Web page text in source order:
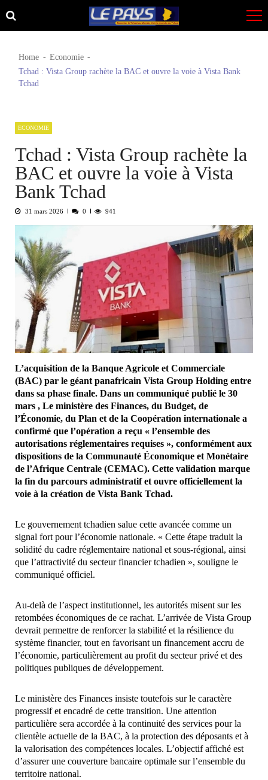
Skip
to
Skip
to
Home
Economie
Tchad : Vista Group rachète la BAC et ouvre la voie à Vista Bank
Tchad
ECONOMIE
Tchad : Vista Group rachète la
BAC et ouvre la voie à Vista
Bank Tchad
31 mars 2026 0 941
L’acquisition de la Banque Agricole et Commerciale
(BAC) par le géant panafricain Vista Group Holding entre
dans sa phase finale. Dans un communiqué publié le 30
mars , Le ministère des Finances, du Budget, de
l’Économie, du Plan et de la Coopération internationale a
confirmé que l’opération a reçu « l’ensemble des
autorisations réglementaires requises », conformément aux
dispositions de la Communauté Économique et Monétaire
de l’Afrique Centrale (CEMAC). Cette validation marque
la fin du parcours administratif et ouvre officiellement la
voie à la création de Vista Bank Tchad.
Le gouvernement tchadien salue cette avancée comme un
signal fort pour l’économie nationale. « Cette étape traduit la
solidité du cadre réglementaire national et sous-régional, ainsi
que l’attractivité du secteur financier tchadien », souligne le
communiqué officiel.
Au-delà de l’aspect institutionnel, les autorités misent sur les
retombées économiques de ce rachat. L’arrivée de Vista Group
devrait permettre de renforcer la stabilité et la résilience du
système financier, tout en favorisant un financement accru de
l’économie, particulièrement au profit du secteur privé et des
politiques publiques de développement.
Le ministère des Finances insiste toutefois sur le caractère
progressif et encadré de cette transition. Une attention
particulière sera accordée à la continuité des services pour la
clientèle actuelle de la BAC, à la protection des déposants et à
la valorisation des compétences locales. L’objectif affiché est
d’assurer une couverture bancaire optimale sur l’ensemble du
territoire national.